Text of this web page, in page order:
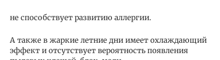
не способствует развитию аллергии.
А также в жаркие летние дни имеет охлаждающий
эффект и отсутствует вероятность появления